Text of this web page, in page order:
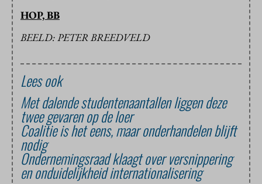
HOP, BB
BEELD: PETER BREEDVELD
Lees ook
Met dalende studentenaantallen liggen deze
twee gevaren op de loer
Coalitie is het eens, maar onderhandelen blijft
nodig
Ondernemingsraad klaagt over versnippering
en onduidelijkheid internationalisering